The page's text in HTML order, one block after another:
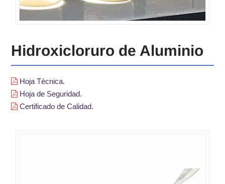
Hidroxicloruro de Aluminio
Hoja Técnica.
Hoja de Seguridad.
Certificado de Calidad.